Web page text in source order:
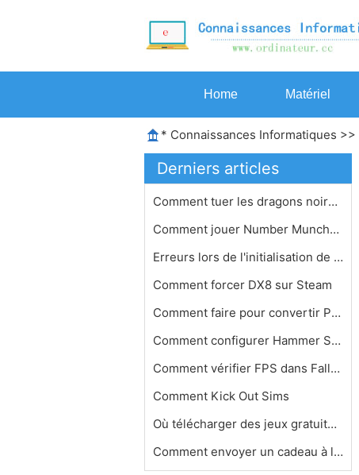
Home Matériel
* Connaissances Informatiques >>
Derniers articles
Comment tuer les dragons noirs sur D…
Comment jouer Number Munchers
Erreurs lors de l'initialisation de …
Comment forcer DX8 sur Steam
Comment faire pour convertir Parole …
Comment configurer Hammer Source SDK…
Comment vérifier FPS dans Fallout 3…
Comment Kick Out Sims
Où télécharger des jeux gratuitem…
Comment envoyer un cadeau à la vape…